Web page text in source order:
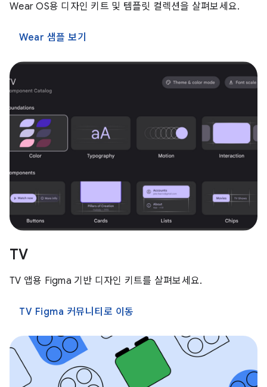
Wear OS용 디자인 키트 및 템플릿 컬렉션을 살펴보세요.
Wear 샘플 보기
TV
TV 앱용 Figma 기반 디자인 키트를 살펴보세요.
TV Figma 커뮤니티로 이동